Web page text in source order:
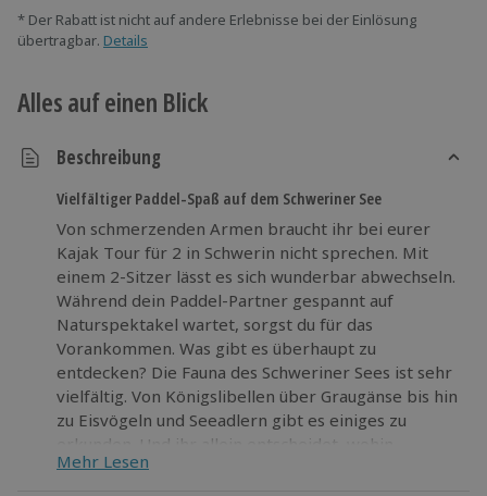
* Der Rabatt ist nicht auf andere Erlebnisse bei der Einlösung
übertragbar. Details
Alles auf einen Blick
Beschreibung
Vielfältiger Paddel-Spaß auf dem Schweriner See
Von schmerzenden Armen braucht ihr bei eurer
Kajak Tour für 2 in Schwerin nicht sprechen. Mit
einem 2-Sitzer lässt es sich wunderbar abwechseln.
Während dein Paddel-Partner gespannt auf
Naturspektakel wartet, sorgst du für das
Vorankommen. Was gibt es überhaupt zu
entdecken? Die Fauna des Schweriner Sees ist sehr
vielfältig. Von Königslibellen über Graugänse bis hin
zu Eisvögeln und Seeadlern gibt es einiges zu
erkunden. Und ihr allein entscheidet, wohin
gepaddelt wird. Unerwünschte Tauchgänge werden
Mehr Lesen